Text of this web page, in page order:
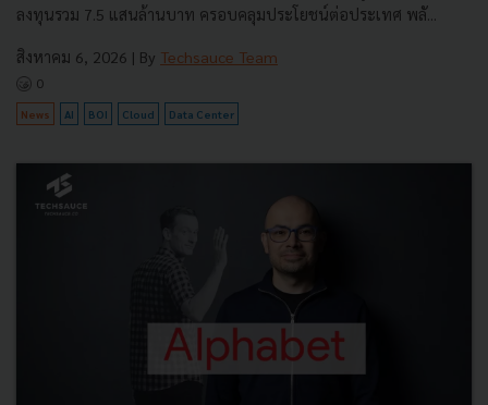
ลงทุนรวม 7.5 แสนล้านบาท ครอบคลุมประโยชน์ต่อประเทศ พลั...
สิงหาคม 6, 2026 | By Techsauce Team
0
News AI BOI Cloud Data Center